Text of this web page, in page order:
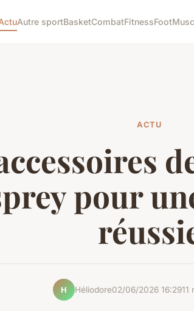
Autre sportBasketCombatFitnessFoot
ACTU
pour
H Héliodore02/06/2026 16:2911